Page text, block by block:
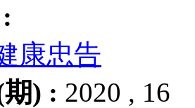
康忠告
) : 2020 , 16